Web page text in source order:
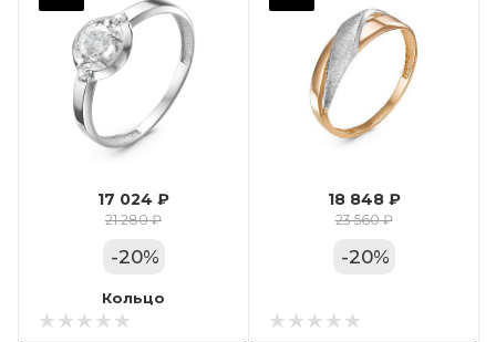
17 024 ₽
21 280 ₽
-20%
Кольцо
Вес драгметалла
Марка (бренд)
Дельта
Фианит
Цвет золота
КРАС
Местоположение:
ул. Пушкинская, 11А
18 848 ₽
23 560 ₽
-20%